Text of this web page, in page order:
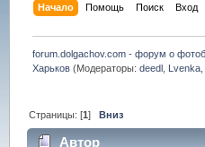
Начало Помощь Поиск Вход
forum.dolgachov.com - форум о
Харьков (Модераторы:deedl Lvenka
Страницы: [1]Вниз
Автор